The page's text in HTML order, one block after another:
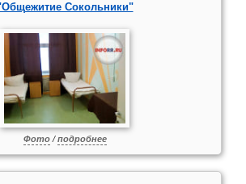
Сокольники"
Фото/подробнее